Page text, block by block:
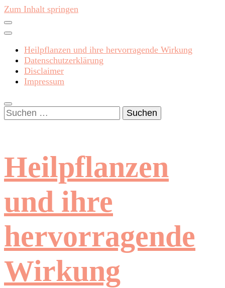
Zum Inhalt springen
Heilpflanzen und ihre hervorragende Wirkung
Datenschutzerklärung
Disclaimer
Impressum
Suchen
nach:
Heilpflanzen
und ihre
hervorragende
Wirkung